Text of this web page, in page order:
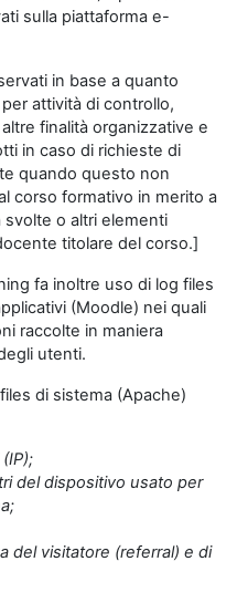
sulla piattaforma e-
in base a quanto
attività di controllo,
finalità organizzative e
in caso di richieste di
quando questo non
corso formativo in merito a
o altri elementi
titolare del corso.]
fa inoltre uso di log files
(Moodle) nei quali
raccolte in maniera
utenti.
di sistema (Apache)
del dispositivo usato per
del visitatore (referral) e di